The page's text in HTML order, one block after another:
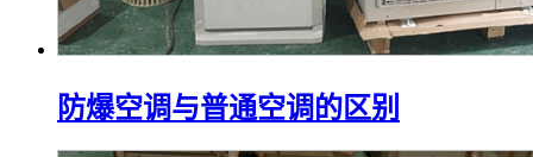
防爆空调与普通空调的区别